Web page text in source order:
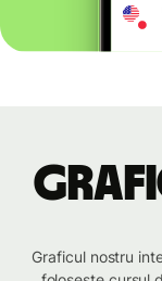
Graficul nostru